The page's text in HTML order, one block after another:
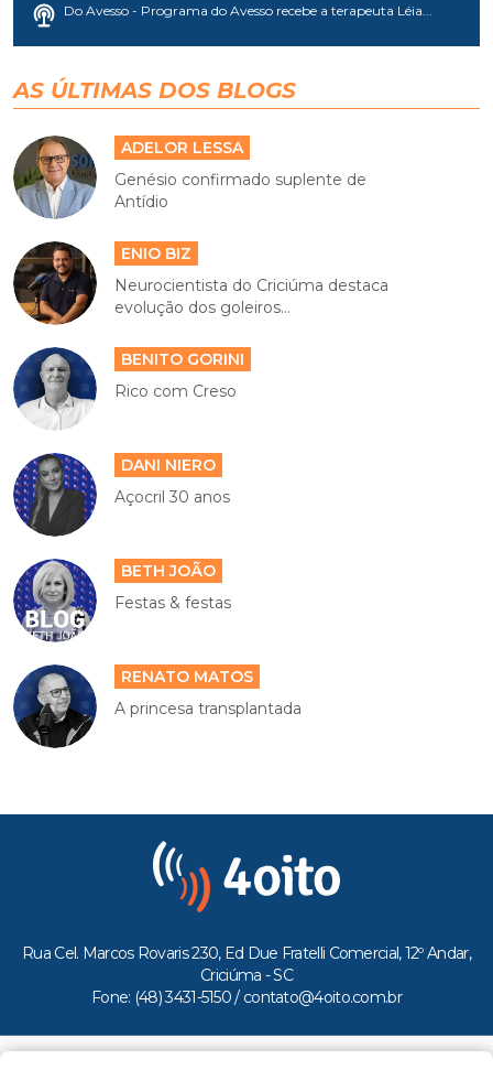
Do Avesso - Programa do Avesso recebe a terapeuta Léia...
AS ÚLTIMAS DOS BLOGS
ADELOR LESSA
Genésio confirmado suplente de
Antídio
ENIO BIZ
Neurocientista do Criciúma destaca
evolução dos goleiros...
BENITO GORINI
Rico com Creso
DANI NIERO
Açocril 30 anos
BETH JOÃO
Festas & festas
RENATO MATOS
A princesa transplantada
Rua Cel. Marcos Rovaris 230, Ed Due Fratelli Comercial, 12º Andar,
Criciúma - SC
Fone: (48) 3431-5150 / contato@4oito.com.br